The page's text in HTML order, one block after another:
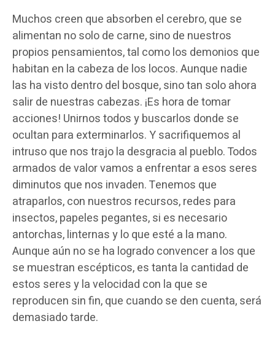
Muchos creen que absorben el cerebro, que se
alimentan no solo de carne, sino de nuestros
propios pensamientos, tal como los demonios que
habitan en la cabeza de los locos. Aunque nadie
las ha visto dentro del bosque, sino tan solo ahora
salir de nuestras cabezas. ¡Es hora de tomar
acciones! Unirnos todos y buscarlos donde se
ocultan para exterminarlos. Y sacrifiquemos al
intruso que nos trajo la desgracia al pueblo. Todos
armados de valor vamos a enfrentar a esos seres
diminutos que nos invaden. Tenemos que
atraparlos, con nuestros recursos, redes para
insectos, papeles pegantes, si es necesario
antorchas, linternas y lo que esté a la mano.
Aunque aún no se ha logrado convencer a los que
se muestran escépticos, es tanta la cantidad de
estos seres y la velocidad con la que se
reproducen sin fin, que cuando se den cuenta, será
demasiado tarde.